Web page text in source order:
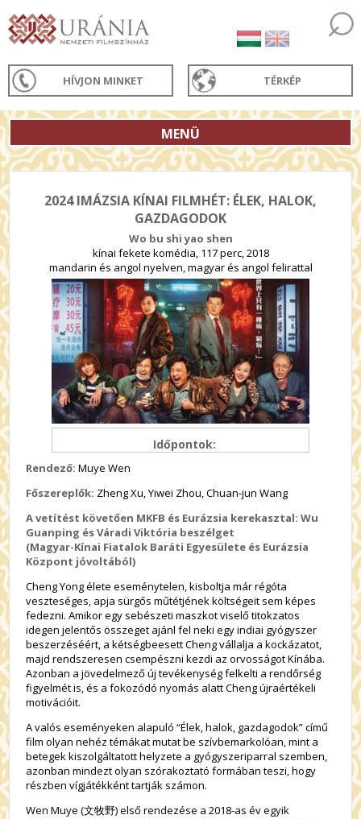
HÍVJON MINKET TÉRKÉP
MENÜ
2024 IMÁZSIA KÍNAI FILMHÉT: ÉLEK, HALOK,
GAZDAGODOK
Wo bu shi yao shen
kínai fekete komédia, 117 perc, 2018
mandarin és angol nyelven, magyar és angol felirattal
Időpontok:
Rendező: Muye Wen
Főszereplők: Zheng Xu, Yiwei Zhou, Chuan-jun Wang
A vetítést követően MKFB és Eurázsia kerekasztal: Wu
Guanping és Váradi Viktória beszélget
(Magyar-Kínai Fiatalok Baráti Egyesülete és Eurázsia
Központ jóvoltából)
Cheng Yong élete eseménytelen, kisboltja már régóta
veszteséges, apja sürgős műtétjének költségeit sem képes
fedezni. Amikor egy sebészeti maszkot viselő titokzatos
idegen jelentős összeget ajánl fel neki egy indiai gyógyszer
beszerzéséért, a kétségbeesett Cheng vállalja a kockázatot,
majd rendszeresen csempészni kezdi az orvosságot Kínába.
Azonban a jövedelmező új tevékenység felkelti a rendőrség
figyelmét is, és a fokozódó nyomás alatt Cheng újraértékeli
motivációit.
A valós eseményeken alapuló “Élek, halok, gazdagodok” című
film olyan nehéz témákat mutat be szívbemarkolóan, mint a
betegek kiszolgáltatott helyzete a gyógyszeriparral szemben,
azonban mindezt olyan szórakoztató formában teszi, hogy
részben vígjátékként tartják számon.
Wen Muye (文牧野) első rendezése a 2018-as év egyik